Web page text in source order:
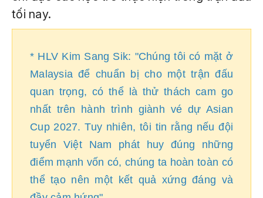
tối nay.
* HLV Kim Sang Sik: "Chúng tôi có mặt ở
Malaysia để chuẩn bị cho một trận đấu
quan trọng, có thể là thử thách cam go
nhất trên hành trình giành vé dự Asian
Cup 2027. Tuy nhiên, tôi tin rằng nếu đội
tuyển Việt Nam phát huy đúng những
điểm mạnh vốn có, chúng ta hoàn toàn có
thể tạo nên một kết quả xứng đáng và